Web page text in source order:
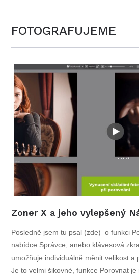
FOTOGRAFUJEME
Zoner X a jeho vylepšený
Posledně jsem tu psal (zde) o funkci
nabídce Správce, anebo klávesová
umožňuje individuálně měnit velikost a
Je to velmi šikovné, funkce Porovnat